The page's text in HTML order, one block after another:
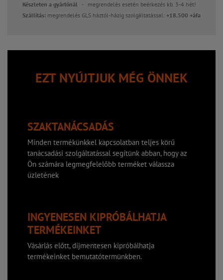
Készleten a gyártónál - megrendelés esetén beérkezés kb. 3-4 hét!
Szállítás: megrendelés GLS háztól-házig szolgáltatással: +18.500 +áfa
EZT NYÚJTJUK MÉG ÖNNEK
SZAKTANÁCSADÁS
Minden termékünkkel kapcsolatban teljes körű
tanácsadási szolgáltatással segítünk abban, hogy az
Ön számára legmegfelelőbb terméket válassza
üzletének
INGYENESEN KIPRÓBÁLHATJA
TERMÉKEINKET
Vásárlás előtt, díjmentesen kipróbálhatja
termékeinket bemutatótermünkben.